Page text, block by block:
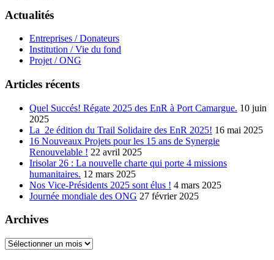
Actualités
Entreprises / Donateurs
Institution / Vie du fond
Projet / ONG
Articles récents
Quel Succés! Régate 2025 des EnR à Port Camargue. 10 juin
2025
La 2e édition du Trail Solidaire des EnR 2025! 16 mai 2025
16 Nouveaux Projets pour les 15 ans de Synergie
Renouvelable ! 22 avril 2025
Irisolar 26 : La nouvelle charte qui porte 4 missions
humanitaires. 12 mars 2025
Nos Vice-Présidents 2025 sont élus ! 4 mars 2025
Journée mondiale des ONG 27 février 2025
Archives
Archives